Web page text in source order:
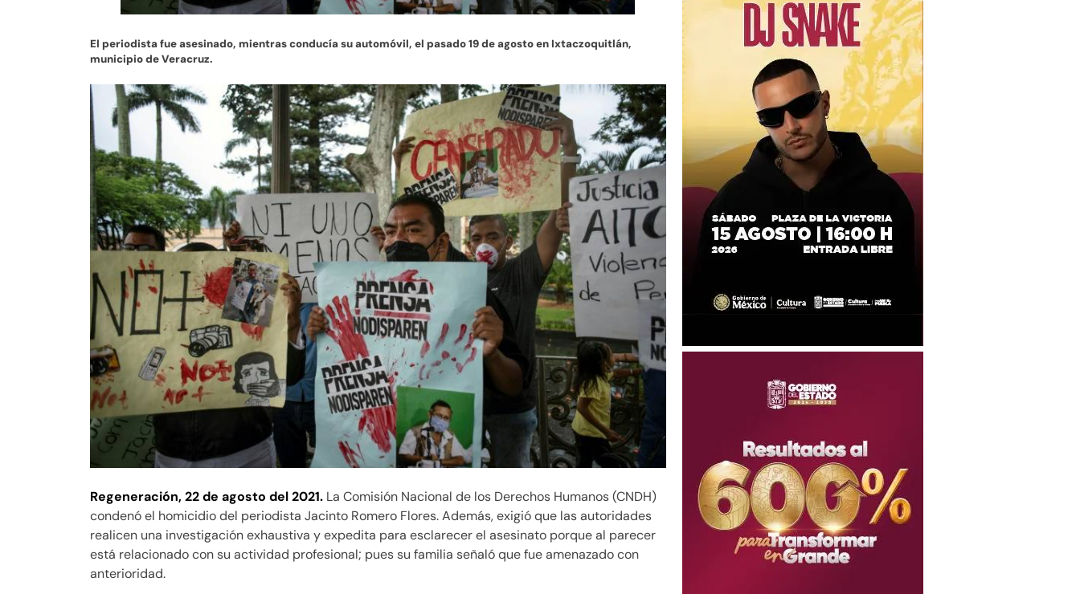
El periodista fue asesinado, mientras conducía su automóvil, el pasado 19 de agosto en Ixtaczoquitlán,
municipio de Veracruz.
Regeneración,22 de agosto del 2021. La Comisión Nacional de los Derechos Humanos (CNDH)
condenó el homicidio del periodista Jacinto Romero Flores. Además, exigió que las autoridades
realicen una investigación exhaustiva y expedita para esclarecer el asesinato porque al parecer
está relacionado con su actividad profesional; pues su familia señaló que fue amenazado con
anterioridad.